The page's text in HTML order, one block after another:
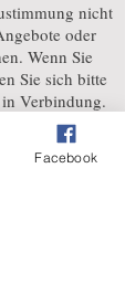
nicht
oder
Wenn Sie
Sie sich bitte
Verbindung.
Ihrer
von Ihnen
Facebook